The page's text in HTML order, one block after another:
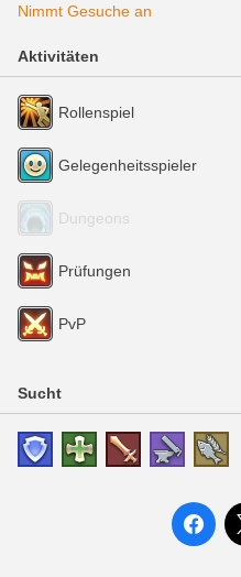
Nimmt Gesuche an
Aktivitäten
Rollenspiel
Gelegenheitsspieler
Dungeons
Prüfungen
PvP
Sucht